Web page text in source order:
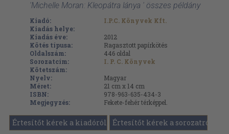
'Michelle Moran: Kleopátra lánya ' összes példány
Kiadó:
I.P.C. Könyvek Kft.
Kiadás helye:
Kiadás éve:
2012
Kötés típusa:
Ragasztott papírkötés
Oldalszám:
446 oldal
Sorozatcím:
I. P. C. Könyvek
Kötetszám:
Nyelv:
Magyar
Méret:
21 cm x 14 cm
ISBN:
978-963-635-434-3
Megjegyzés:
Fekete-fehér térképpel.
Értesítőt kérek a kiadóról Értesítőt kérek a sorozatról